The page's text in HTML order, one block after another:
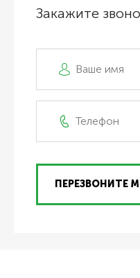
Закажите
ПЕРЕЗВОНИТЕ